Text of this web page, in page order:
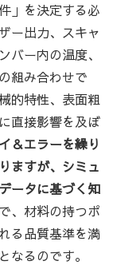
」を決定する必
ー出力、スキャ
バー内の温度、
組み合わせで
的特性、表面粗
直接影響を及ぼ
＆エラーを繰り
ますが、シミュ
ータに基づく知
、材料の持つポ
る品質基準を満
なるのです。